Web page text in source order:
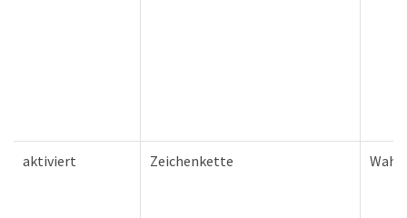
aktiviert Zeichenkette Wahr